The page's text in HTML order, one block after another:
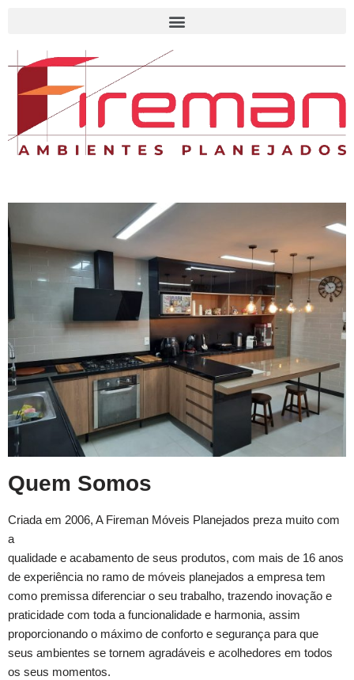
Quem Somos
Criada em 2006, A Fireman Móveis Planejados preza muito com
a
qualidade e acabamento de seus produtos, com mais de 16 anos
de experiência no ramo de móveis planejados a empresa tem
como premissa diferenciar o seu trabalho, trazendo inovação e
praticidade com toda a funcionalidade e harmonia, assim
proporcionando o máximo de conforto e segurança para que
seus ambientes se tornem agradáveis e acolhedores em todos
os seus momentos.